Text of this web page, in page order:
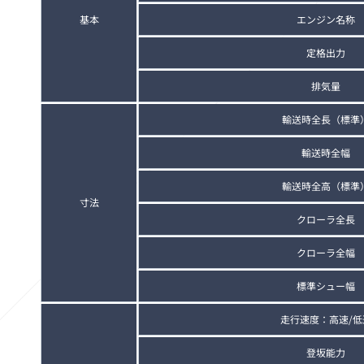
基本 エンジン名称
定格出力
排気量
寸法
輸送時全長（標準）
輸送時全幅
輸送時全高（標準）
クローラ全長
クローラ全幅
標準シュー幅
走行速度：高速/
登坂能力